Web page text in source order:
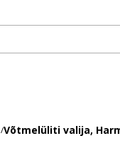
/Võtmelüliti valija,